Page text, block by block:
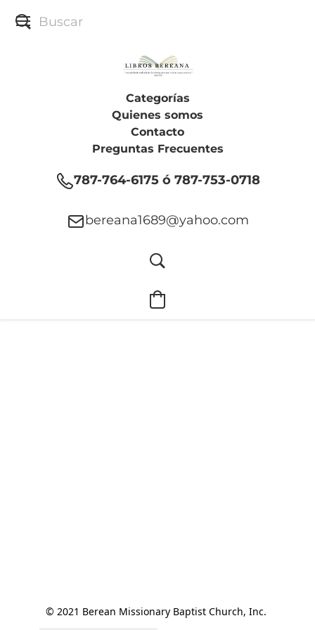
Categorías
Quienes somos
Contacto
Preguntas Frecuentes
787-764-6175 ó 787-753-0718
bereana1689@yahoo.com
© 2021 Berean Missionary Baptist Church, Inc.